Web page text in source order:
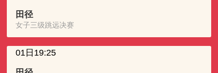
田径
女子三级跳远决赛
01日19:25